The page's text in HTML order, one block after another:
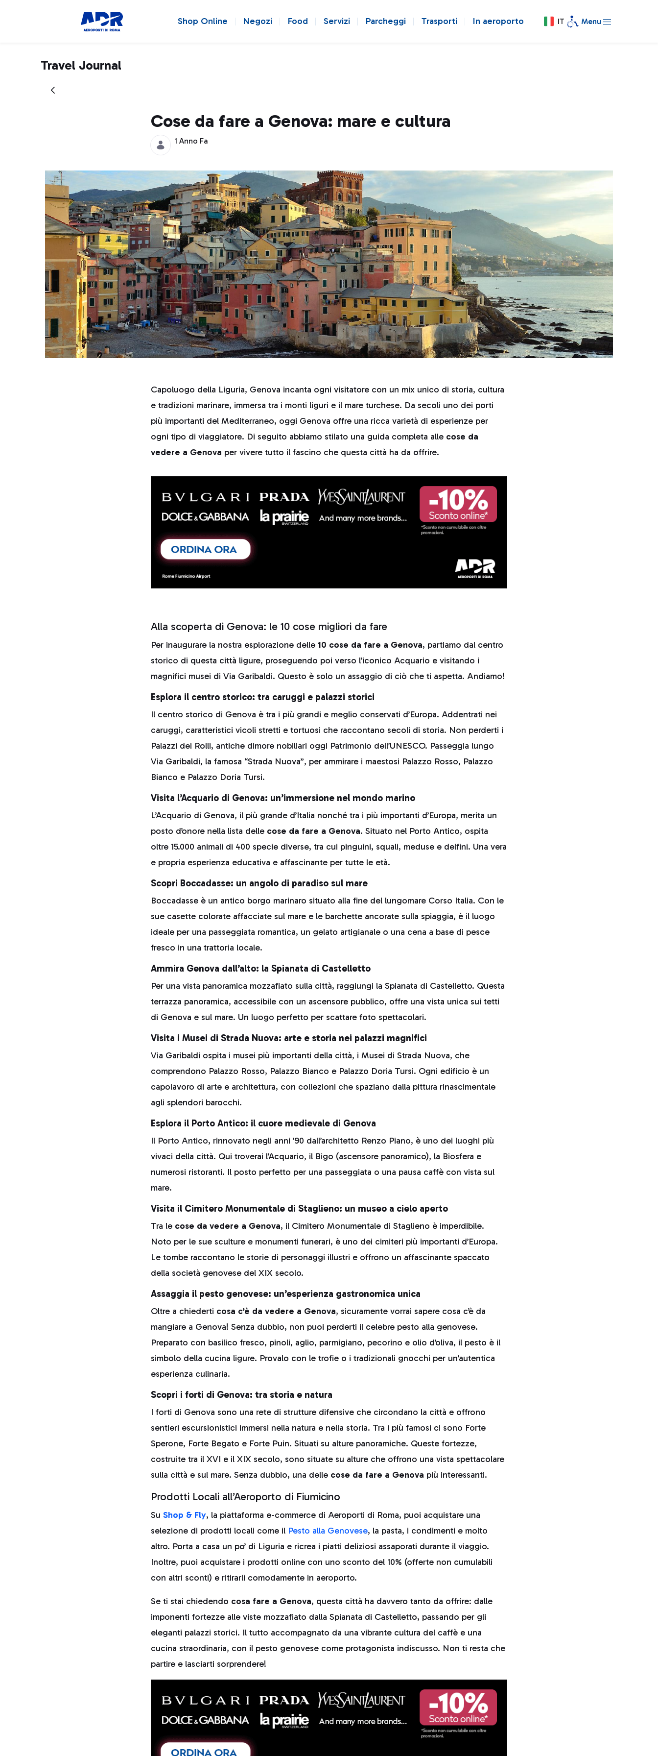
Shop Online Negozi Food Servizi Parcheggi Trasporti In aeroporto IT Menu
Travel Journal
Cose da fare a Genova: mare e cultura
1 Anno Fa
Capoluogo della Liguria, Genova incanta ogni visitatore con un mix unico di storia, cultura
e tradizioni marinare, immersa tra i monti liguri e il mare turchese. Da secoli uno dei porti
più importanti del Mediterraneo, oggi Genova offre una ricca varietà di esperienze per
ogni tipo di viaggiatore. Di seguito abbiamo stilato una guida completa alle cose da
vedere a Genova per vivere tutto il fascino che questa città ha da offrire.
Alla scoperta di Genova: le 10 cose migliori da fare
Per inaugurare la nostra esplorazione delle 10 cose da fare a Genova, partiamo dal centro
storico di questa città ligure, proseguendo poi verso l’iconico Acquario e visitando i
magnifici musei di Via Garibaldi. Questo è solo un assaggio di ciò che ti aspetta. Andiamo!
Esplora il centro storico: tra caruggi e palazzi storici
Il centro storico di Genova è tra i più grandi e meglio conservati d’Europa. Addentrati nei
caruggi, caratteristici vicoli stretti e tortuosi che raccontano secoli di storia. Non perderti i
Palazzi dei Rolli, antiche dimore nobiliari oggi Patrimonio dell’UNESCO. Passeggia lungo
Via Garibaldi, la famosa “Strada Nuova”, per ammirare i maestosi Palazzo Rosso, Palazzo
Bianco e Palazzo Doria Tursi.
Visita l’Acquario di Genova: un’immersione nel mondo marino
L’Acquario di Genova, il più grande d’Italia nonché tra i più importanti d’Europa, merita un
posto d’onore nella lista delle cose da fare a Genova. Situato nel Porto Antico, ospita
oltre 15.000 animali di 400 specie diverse, tra cui pinguini, squali, meduse e delfini. Una vera
e propria esperienza educativa e affascinante per tutte le età.
Scopri Boccadasse: un angolo di paradiso sul mare
Boccadasse è un antico borgo marinaro situato alla fine del lungomare Corso Italia. Con le
sue casette colorate affacciate sul mare e le barchette ancorate sulla spiaggia, è il luogo
ideale per una passeggiata romantica, un gelato artigianale o una cena a base di pesce
fresco in una trattoria locale.
Ammira Genova dall’alto: la Spianata di Castelletto
Per una vista panoramica mozzafiato sulla città, raggiungi la Spianata di Castelletto. Questa
terrazza panoramica, accessibile con un ascensore pubblico, offre una vista unica sui tetti
di Genova e sul mare. Un luogo perfetto per scattare foto spettacolari.
Visita i Musei di Strada Nuova: arte e storia nei palazzi magnifici
Via Garibaldi ospita i musei più importanti della città, i Musei di Strada Nuova, che
comprendono Palazzo Rosso, Palazzo Bianco e Palazzo Doria Tursi. Ogni edificio è un
capolavoro di arte e architettura, con collezioni che spaziano dalla pittura rinascimentale
agli splendori barocchi.
Esplora il Porto Antico: il cuore medievale di Genova
Il Porto Antico, rinnovato negli anni ’90 dall’architetto Renzo Piano, è uno dei luoghi più
vivaci della città. Qui troverai l’Acquario, il Bigo (ascensore panoramico), la Biosfera e
numerosi ristoranti. Il posto perfetto per una passeggiata o una pausa caffè con vista sul
mare.
Visita il Cimitero Monumentale di Staglieno: un museo a cielo aperto
Tra le cose da vedere a Genova, il Cimitero Monumentale di Staglieno è imperdibile.
Noto per le sue sculture e monumenti funerari, è uno dei cimiteri più importanti d’Europa.
Le tombe raccontano le storie di personaggi illustri e offrono un affascinante spaccato
della società genovese del XIX secolo.
Assaggia il pesto genovese: un’esperienza gastronomica unica
Oltre a chiederti cosa c’è da vedere a Genova, sicuramente vorrai sapere cosa c’è da
mangiare a Genova! Senza dubbio, non puoi perderti il celebre pesto alla genovese.
Preparato con basilico fresco, pinoli, aglio, parmigiano, pecorino e olio d’oliva, il pesto è il
simbolo della cucina ligure. Provalo con le trofie o i tradizionali gnocchi per un’autentica
esperienza culinaria.
Scopri i forti di Genova: tra storia e natura
I forti di Genova sono una rete di strutture difensive che circondano la città e offrono
sentieri escursionistici immersi nella natura e nella storia. Tra i più famosi ci sono Forte
Sperone, Forte Begato e Forte Puin. Situati su alture panoramiche. Queste fortezze,
costruite tra il XVI e il XIX secolo, sono situate su alture che offrono una vista spettacolare
sulla città e sul mare. Senza dubbio, una delle cose da fare a Genova più interessanti.
Prodotti Locali all’Aeroporto di Fiumicino
SuShop & Fly, la piattaforma e-commerce di Aeroporti di Roma, puoi acquistare una
selezione di prodotti locali come il Pesto alla Genovese, la pasta, i condimenti e molto
altro. Porta a casa un po’ di Liguria e ricrea i piatti deliziosi assaporati durante il viaggio.
Inoltre, puoi acquistare i prodotti online con uno sconto del 10% (offerte non cumulabili
con altri sconti) e ritirarli comodamente in aeroporto.
Se ti stai chiedendo cosa fare a Genova, questa città ha davvero tanto da offrire: dalle
imponenti fortezze alle viste mozzafiato dalla Spianata di Castelletto, passando per gli
eleganti palazzi storici. Il tutto accompagnato da una vibrante cultura del caffè e una
cucina straordinaria, con il pesto genovese come protagonista indiscusso. Non ti resta che
partire e lasciarti sorprendere!